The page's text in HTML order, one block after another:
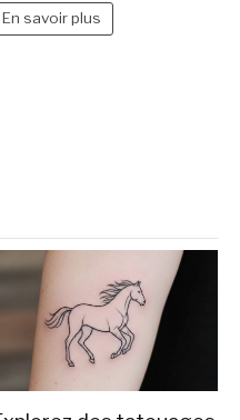
En savoir plus